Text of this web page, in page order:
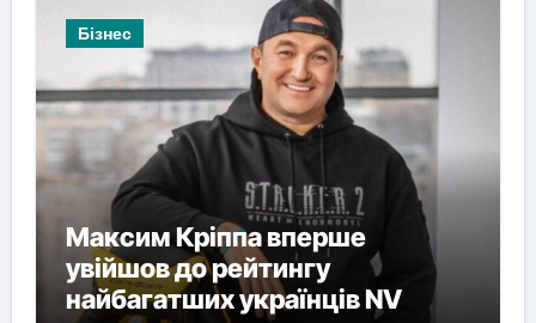
Бізнес
Максим Кріппа вперше
увійшов до рейтингу
найбагатших українців NV